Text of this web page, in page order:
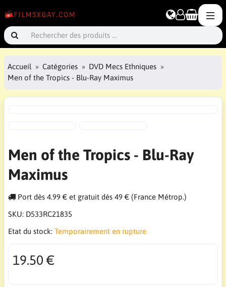
Accueil Catégories
DVD Mecs Ethniques
Men of the Tropics - Blu-Ray Maximus
Men of the Tropics - Blu-Ray
Maximus
Port dès 4.99 € et gratuit dès 49 € (France Métrop.)
SKU: D533RC21835
Etat du stock: Temporairement en rupture
19.50 €